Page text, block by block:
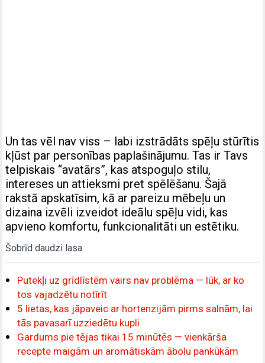
Un tas vēl nav viss – labi izstrādāts spēļu stūrītis
kļūst par personības paplašinājumu. Tas ir Tavs
telpiskais “avatārs”, kas atspoguļo stilu,
intereses un attieksmi pret spēlēšanu. Šajā
rakstā apskatīsim, kā ar pareizu mēbeļu un
dizaina izvēli izveidot ideālu spēļu vidi, kas
apvieno komfortu, funkcionalitāti un estētiku.
Šobrīd daudzi lasa
Putekļi uz grīdlīstēm vairs nav problēma — lūk, ar ko
tos vajadzētu notīrīt
5 lietas, kas jāpaveic ar hortenzijām pirms salnām, lai
tās pavasarī uzziedētu kupli
Gardums pie tējas tikai 15 minūtēs — vienkārša
recepte maigām un aromātiskām ābolu pankūkām